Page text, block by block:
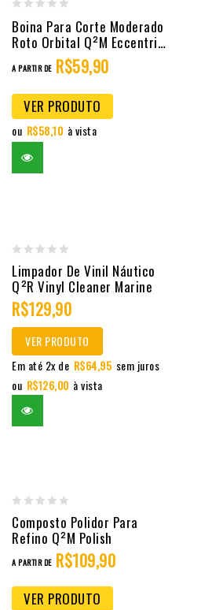
out
Boina Para Corte Moderado
Roto Orbital Q²M Eccentric
A PARTIR DE R$59,90
VER PRODUTO
ou R$58,10 à vista
out
of
Limpador De Vinil Náutico
Q²R Vinyl Cleaner Marine
R$129,90
VER PRODUTO
Em até 2x de R$64,95 sem juros
ou R$126,00 à vista
out
Composto Polidor Para
Refino Q²M Polish
A PARTIR DE R$109,90
VER PRODUTO